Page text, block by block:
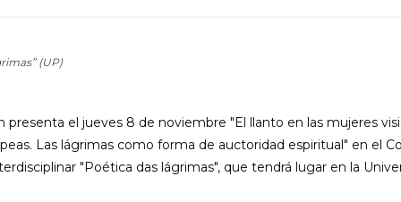
(UP)
presenta el jueves 8 de noviembre "El llanto en las mujeres
Las lágrimas como forma de auctoridad espiritual" en el
"Poética das lágrimas", que tendrá lugar en la